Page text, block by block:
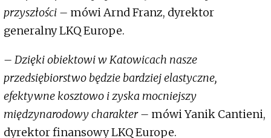
przyszłości – mówi Arnd Franz, dyrektor
generalny LKQ Europe.
– Dzięki obiektowi w Katowicach nasze
przedsiębiorstwo będzie bardziej elastyczne,
efektywne kosztowo i zyska mocniejszy
międzynarodowy charakter – mówi Yanik Cantieni,
dyrektor finansowy LKQ Europe.